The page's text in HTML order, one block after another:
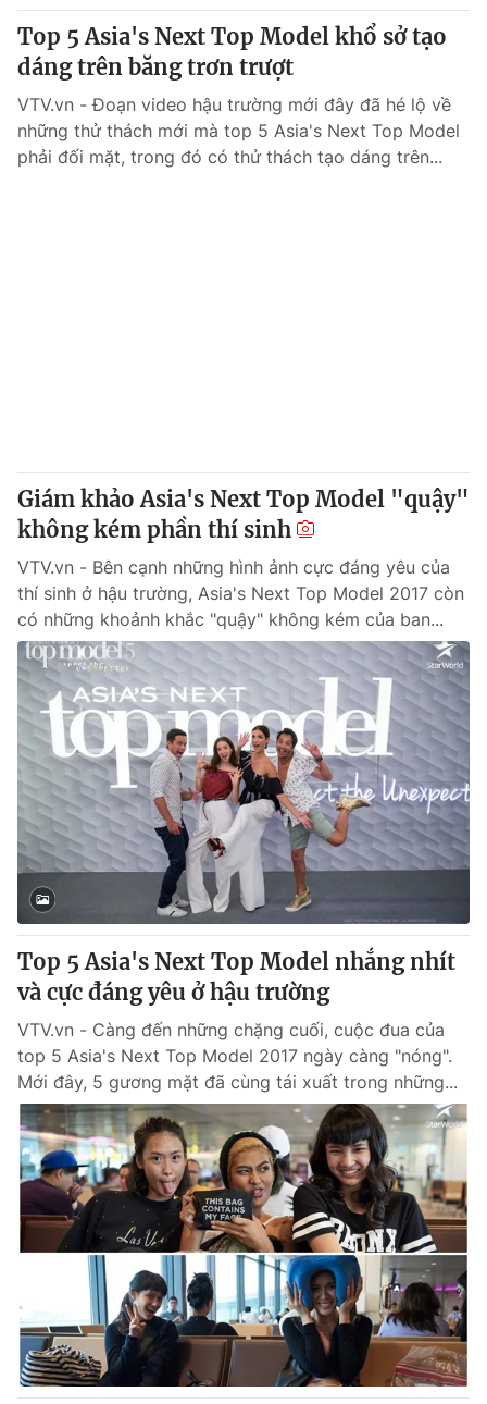
Tổng Biên tập:Vũ Thanh Thủy
Phó Tổng Biên tập:Nguyễn Thị Mỹ Hạnh, Phạm Quốc Thắng,
Nguyễn Trọng Ninh
024.38 355 931 - 024.38 355 932
Ðiện thoại Thời báo VTV:024.66 897 897
Email:toasoan@vtv.vn
® Cấm sao chép dưới mọi hình thức nếu không có sự chấp
thuận bằng văn bản. Ghi rõ nguồn VTV.vn khi phát hành lại
thông tin từ website này.
Top 5 Asia's Next Top Model khổ sở tạo
dáng trên băng trơn trượt
VTV.vn - Đoạn video hậu trường mới đây đã hé lộ về
những thử thách mới mà top 5 Asia's Next Top Model
phải đối mặt, trong đó có thử thách tạo dáng trên...
Giám khảo Asia's Next Top Model "quậy"
không kém phần thí sinh
VTV.vn - Bên cạnh những hình ảnh cực đáng yêu của
thí sinh ở hậu trường, Asia's Next Top Model 2017 còn
có những khoảnh khắc "quậy" không kém của ban...
Top 5 Asia's Next Top Model nhắng nhít
và cực đáng yêu ở hậu trường
VTV.vn - Càng đến những chặng cuối, cuộc đua của
top 5 Asia's Next Top Model 2017 ngày càng "nóng".
Mới đây, 5 gương mặt đã cùng tái xuất trong những...